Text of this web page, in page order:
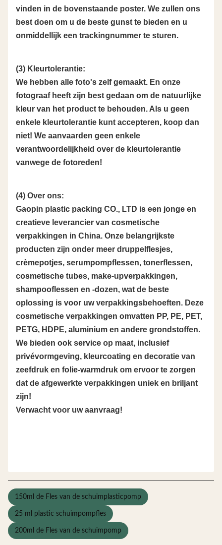
vinden in de bovenstaande poster. We zullen ons
best doen om u de beste gunst te bieden en u
onmiddellijk een trackingnummer te sturen.
(3) Kleurtolerantie:
We hebben alle foto's zelf gemaakt. En onze
fotograaf heeft zijn best gedaan om de natuurlijke
kleur van het product te behouden. Als u geen
enkele kleurtolerantie kunt accepteren, koop dan
niet! We aanvaarden geen enkele
verantwoordelijkheid over de kleurtolerantie
vanwege de fotoreden!
(4) Over ons:
Gaopin plastic packing CO., LTD is een jonge en
creatieve leverancier van cosmetische
verpakkingen in China. Onze belangrijkste
producten zijn onder meer druppelflesjes,
crèmepotjes, serumpompflessen, tonerflessen,
cosmetische tubes, make-upverpakkingen,
shampooflessen en -dozen, wat de beste
oplossing is voor uw verpakkingsbehoeften. Deze
cosmetische verpakkingen omvatten PP, PE, PET,
PETG, HDPE, aluminium en andere grondstoffen.
We bieden ook service op maat, inclusief
privévormgeving, kleurcoating en decoratie van
zeefdruk en folie-warmdruk om ervoor te zorgen
dat de afgewerkte verpakkingen uniek en briljant
zijn!
Verwacht voor uw aanvraag!
150ml de Fles van de schuimplasticpomp
25 ml plastic schuimpompfles
200ml de Fles van de schuimpomp